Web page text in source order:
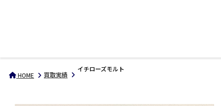
HOME 買取実績
イチローズモルト